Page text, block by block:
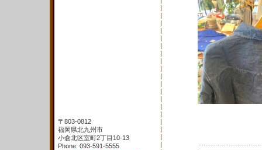
〒803-0812
福岡県北九州市
小倉北区室町2丁目10-13
Phone: 093-591-5555